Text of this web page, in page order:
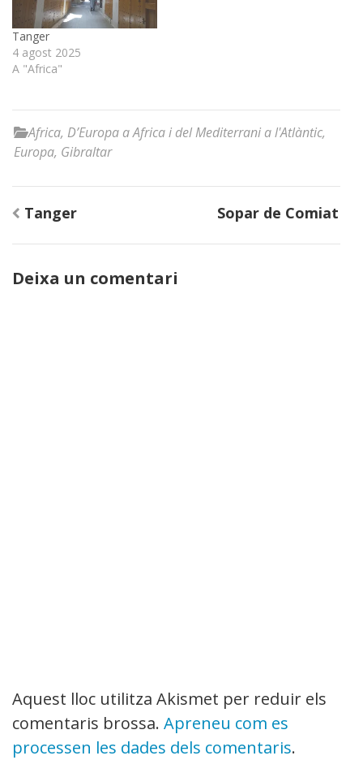
Tanger
4 agost 2025
A "Africa"
Africa, D’Europa a Africa i del Mediterrani a l'Atlàntic,
Europa, Gibraltar
Navegació
d'entrades
Tanger Sopar de Comiat
Deixa un comentari
Aquest lloc utilitza Akismet per reduir els
comentaris brossa. Apreneu com es
processen les dades dels comentaris.